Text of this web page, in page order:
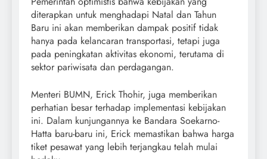
diterapkan untuk menghadapi Natal dan Tahun
Baru ini akan memberikan dampak positif tidak
hanya pada kelancaran transportasi, tetapi juga
pada peningkatan aktivitas ekonomi, terutama di
sektor pariwisata dan perdagangan.
Menteri BUMN, Erick Thohir, juga memberikan
perhatian besar terhadap implementasi kebijakan
ini. Dalam kunjungannya ke Bandara Soekarno-
Hatta baru-baru ini, Erick memastikan bahwa harga
tiket pesawat yang lebih terjangkau telah mulai